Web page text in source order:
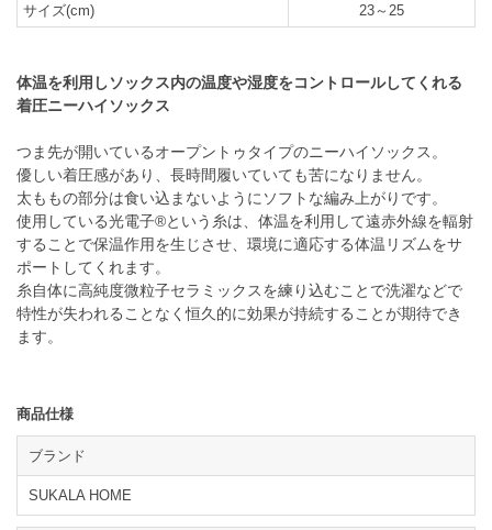
サイズ(cm)
23～25
体温を利用しソックス内の温度や湿度をコントロールしてくれる
着圧ニーハイソックス
つま先が開いているオープントゥタイプのニーハイソックス。
優しい着圧感があり、長時間履いていても苦になりません。
太ももの部分は食い込まないようにソフトな編み上がりです。
使用している光電子®という糸は、体温を利用して遠赤外線を輻射
することで保温作用を生じさせ、環境に適応する体温リズムをサ
ポートしてくれます。
糸自体に高純度微粒子セラミックスを練り込むことで洗濯などで
特性が失われることなく恒久的に効果が持続することが期待でき
ます。
商品仕様
ブランド
SUKALA HOME